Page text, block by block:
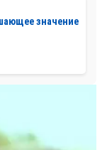
значение